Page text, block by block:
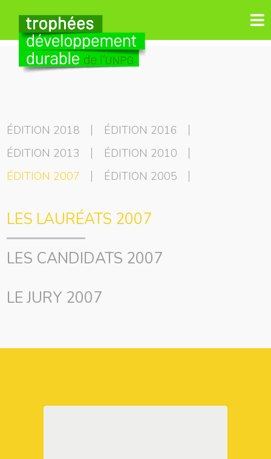
ÉDITION 2018
ÉDITION 2016
ÉDITION 2013
ÉDITION 2010
ÉDITION 2007
ÉDITION 2005
LES LAURÉATS 2007
LES CANDIDATS 2007
LE JURY 2007